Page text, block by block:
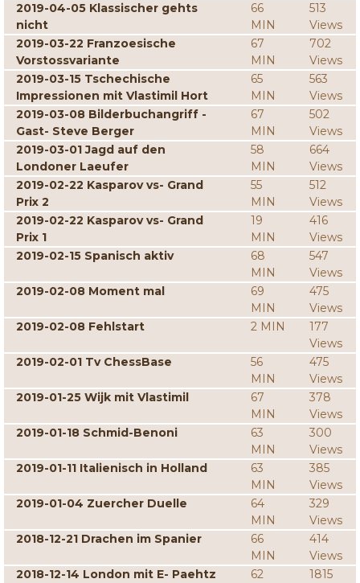
2019-04-05 Klassischer gehts
nicht
66
MIN
513
Views
2019-03-22 Franzoesische
Vorstossvariante
67
MIN
702
Views
2019-03-15 Tschechische
Impressionen mit Vlastimil Hort
65
MIN
563
Views
2019-03-08 Bilderbuchangriff -
Gast- Steve Berger
67
MIN
502
Views
2019-03-01 Jagd auf den
Londoner Laeufer
58
MIN
664
Views
2019-02-22 Kasparov vs- Grand
Prix 2
55
MIN
512
Views
2019-02-22 Kasparov vs- Grand
Prix 1
19
MIN
416
Views
2019-02-15 Spanisch aktiv
68
MIN
547
Views
2019-02-08 Moment mal
69
MIN
475
Views
2019-02-08 Fehlstart
2 MIN
177
Views
2019-02-01 Tv ChessBase
56
MIN
475
Views
2019-01-25 Wijk mit Vlastimil
67
MIN
378
Views
2019-01-18 Schmid-Benoni
63
MIN
300
Views
2019-01-11 Italienisch in Holland
63
MIN
385
Views
2019-01-04 Zuercher Duelle
64
MIN
329
Views
2018-12-21 Drachen im Spanier
66
MIN
414
Views
2018-12-14 London mit E- Paehtz
62
1815